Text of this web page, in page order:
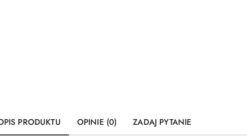
PRODUKTU OPINIE (0) ZADAJ PYTANIE